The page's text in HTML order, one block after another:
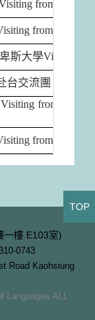
from Jissen
from
斯大學Visiting
台交流團
from The
from
一樓 E103室)
0743
Road Kaohsiung
Languages ALL
TOP